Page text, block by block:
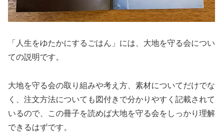
「人生をゆたかにするごはん」には、大地を守る会につい
ての説明です。
大地を守る会の取り組みや考え方、素材についてだけでな
く、注文方法についても図付きで分かりやすく記載されて
いるので、この冊子を読めば大地を守る会をしっかり理解
できるはずです。